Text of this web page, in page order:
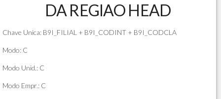
DA REGIAO HEAD
Chave Unica: B9I_FILIAL + B9I_CODINT + B9I_CODCLA
Modo: C
Modo Unid.: C
Modo Empr.: C